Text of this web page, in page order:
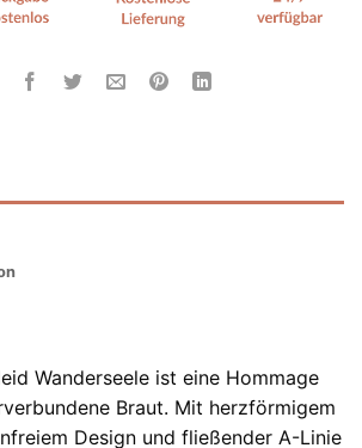
Wanderseele ist eine Hommage
Braut. Mit herzförmigem
Design und fließender A-Linie